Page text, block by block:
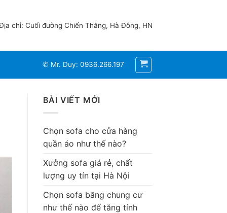
chỉ: Cuối đường Chiến Thắng, Hà Đông, HN
✆ Mr. Duy: 0936.266.197
BÀI VIẾT MỚI
Chọn sofa cho cửa hàng
quần áo như thế nào?
Xưởng sofa giá rẻ, chất
lượng uy tín tại Hà Nội
Chọn sofa băng chung cư
như thế nào để tăng tính